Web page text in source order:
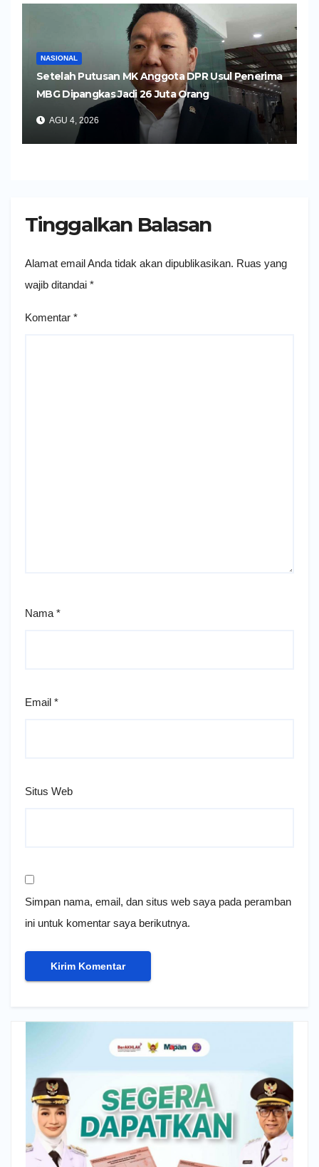
NASIONAL
Setelah Putusan MK Anggota DPR Usul Penerima
MBG Dipangkas Jadi 26 Juta Orang
AGU 4, 2026
Tinggalkan Balasan
Alamat email Anda tidak akan dipublikasikan. Ruas yang
wajib ditandai *
Komentar *
Nama *
Email *
Situs Web
Simpan nama, email, dan situs web saya pada peramban
ini untuk komentar saya berikutnya.